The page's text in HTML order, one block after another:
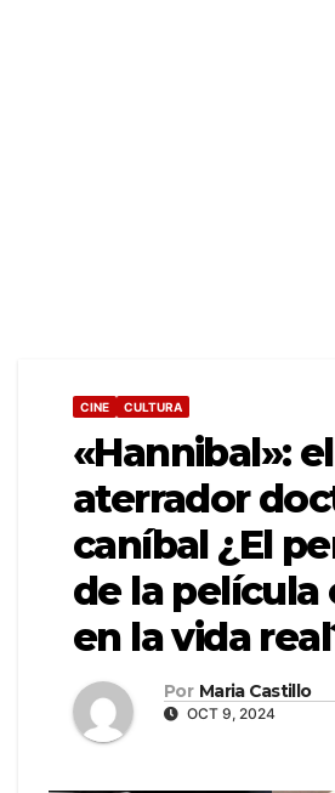
CINE CULTURA
«Hannibal»: el
aterrador
caníbal ¿El
de la película
en la vida
Por Maria Castillo
OCT 9, 2024